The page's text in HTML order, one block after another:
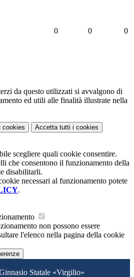
0 0 0
da questo utilizzati si avvalgono di
ed utili alle finalità illustrate nella
cookies Accetta tutti i cookies
scegliere quali cookie consentire.
che consentono il funzionamento della
disabilitarli.
necessari al funzionamento potete
.
non possono essere
l'elenco nella pagina della cookie
Statale «Virgilio»